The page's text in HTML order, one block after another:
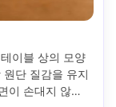
이블 상의 모양
단 질감을 유지
이 손대지 않은